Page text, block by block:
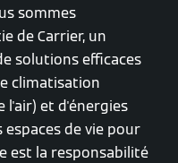
sommes
de Carrier, un
solutions efficaces
climatisation
l'air) et d'énergies
espaces de vie pour
est la responsabilité